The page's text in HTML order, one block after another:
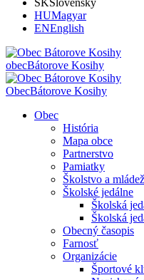
SKSlovensky
HUMagyar
ENEnglish
obecBátorove Kosihy
ObecBátorove Kosihy
Obec
História
Mapa obce
Partnerstvo
Pamiatky
Školstvo a mládež
Školské jedálne
Školská
Školská
Obecný časopis
Farnosť
Organizácie
Športové